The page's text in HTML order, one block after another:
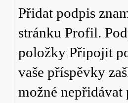
Přidat podpis
stránku Profil.
položky Připojit
vaše příspěvky
možné